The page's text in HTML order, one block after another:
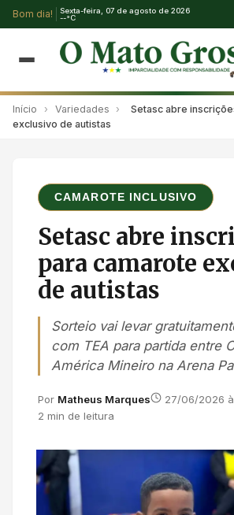
Bom dia!
Sexta-feira, 07 de agosto de 2026
--°C
Início › Variedades ›
Setasc abre
exclusivo de autistas
CAMAROTE INCLUSIVO
Setasc abre
para camarote
de autistas
Sorteio vai levar
com TEA para partida entre
América Mineiro na Arena
Por Matheus Marques
27/06/2026
2 min de leitura